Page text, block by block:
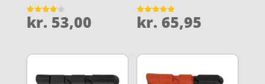
Vurderet
4.1
kr. 53,00
Vurderet
4.9
kr. 65,95